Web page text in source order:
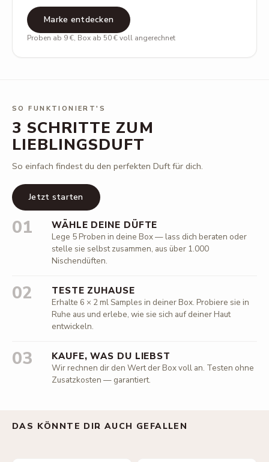
Marke entdecken
Proben ab 9 €, Box ab 50 € voll angerechnet
SO FUNKTIONIERT'S
3 SCHRITTE ZUM
LIEBLINGSDUFT
So einfach findest du den perfekten Duft für dich.
Jetzt starten
01 WÄHLE DEINE DÜFTE
Lege 5 Proben in deine Box — lass dich beraten oder
stelle sie selbst zusammen, aus über 1.000
Nischendüften.
02 TESTE ZUHAUSE
Erhalte 6 × 2 ml Samples in deiner Box. Probiere sie in
Ruhe aus und erlebe, wie sie sich auf deiner Haut
entwickeln.
03 KAUFE, WAS DU LIEBST
Wir rechnen dir den Wert der Box voll an. Testen ohne
Zusatzkosten — garantiert.
DAS KÖNNTE DIR AUCH GEFALLEN